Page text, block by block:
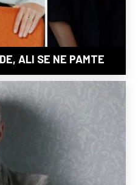
ALI SE NE PAMTE